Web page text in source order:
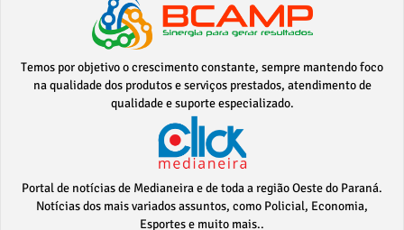
Temos por objetivo o crescimento constante, sempre mantendo foco
na qualidade dos produtos e serviços prestados, atendimento de
qualidade e suporte especializado.
Portal de notícias de Medianeira e de toda a região Oeste do Paraná.
Notícias dos mais variados assuntos, como Policial, Economia,
Esportes e muito mais..